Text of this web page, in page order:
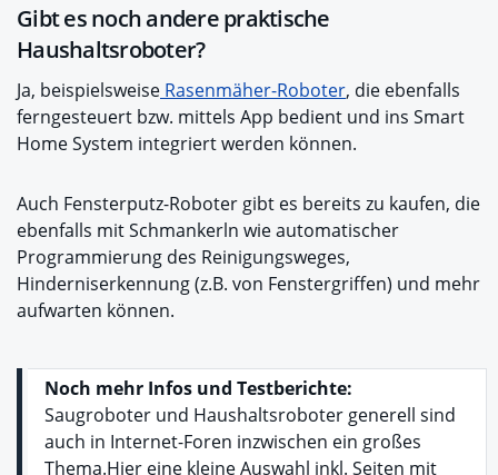
Gibt es noch andere praktische
Haushaltsroboter?
Ja, beispielsweise Rasenmäher-Roboter, die ebenfalls
ferngesteuert bzw. mittels App bedient und ins Smart
Home System integriert werden können.
Auch Fensterputz-Roboter gibt es bereits zu kaufen, die
ebenfalls mit Schmankerln wie automatischer
Programmierung des Reinigungsweges,
Hinderniserkennung (z.B. von Fenstergriffen) und mehr
aufwarten können.
Noch mehr Infos und Testberichte:
Saugroboter und Haushaltsroboter generell sind
auch in Internet-Foren inzwischen ein großes
Thema.Hier eine kleine Auswahl inkl. Seiten mit